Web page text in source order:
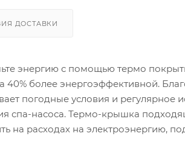
ДОСТАВКИ
энергию с помощью термо
40% более энергоэффективной.
погодные условия и регулярное
спа-насоса. Термо-крышка
на расходах на электроэнергию,